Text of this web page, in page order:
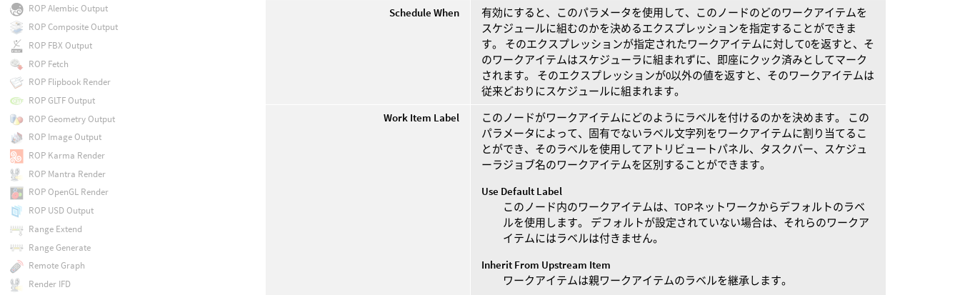
Schedule When
有効にすると、このパラメータを使用して、このノードのどのワークアイテムを
スケジュールに組むのかを決めるエクスプレッションを指定することができま
す。 そのエクスプレッションが指定されたワークアイテムに対して0を返すと、そ
のワークアイテムはスケジューラに組まれずに、即座にクック済みとしてマーク
されます。 そのエクスプレッションが0以外の値を返すと、そのワークアイテムは
従来どおりにスケジュールに組まれます。
Work Item Label
このノードがワークアイテムにどのようにラベルを付けるのかを決めます。 この
パラメータによって、固有でないラベル文字列をワークアイテムに割り当てるこ
とができ、そのラベルを使用してアトリビュートパネル、タスクバー、スケジュ
ーラジョブ名のワークアイテムを区別することができます。
Use Default Label
このノード内のワークアイテムは、TOPネットワークからデフォルトのラベ
ルを使用します。 デフォルトが設定されていない場合は、それらのワークア
イテムにはラベルは付きません。
Inherit From Upstream Item
ワークアイテムは親ワークアイテムのラベルを継承します。
ROP Alembic Output
ROP Composite Output
ROP FBX Output
ROP Fetch
ROP Flipbook Render
ROP GLTF Output
ROP Geometry Output
ROP Image Output
ROP Karma Render
ROP Mantra Render
ROP OpenGL Render
ROP USD Output
Range Extend
Range Generate
Remote Graph
Render IFD